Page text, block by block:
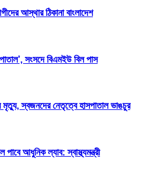
আস্থার ঠিকানা বাংলাদেশ
সংসদে বিএমইউ বিল পাস
মৃত্যু, স্বজনদের নেতৃত্বে হাসপাতাল ভাঙচুর
আধুনিক ল্যাব: স্বাস্থ্যমন্ত্রী